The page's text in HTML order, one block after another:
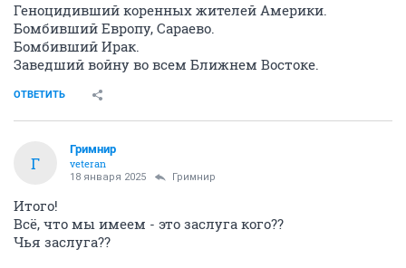
Геноцидивший коренных жителей Америки.
Бомбивший Европу, Сараево.
Бомбивший Ирак.
Заведший войну во всем Ближнем Востоке.
ОТВЕТИТЬ
Г
Гримнир
veteran
18 января 2025 Гримнир
Итого!
Всё, что мы имеем - это заслуга кого??
Чья заслуга??